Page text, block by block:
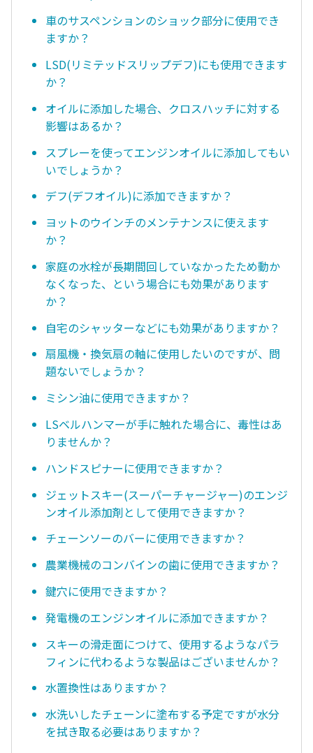
車のサスペンションのショック部分に使用でき
ますか？
LSD(リミテッドスリップデフ)にも使用できます
か？
オイルに添加した場合、クロスハッチに対する
影響はあるか？
スプレーを使ってエンジンオイルに添加してもい
いでしょうか？
デフ(デフオイル)に添加できますか？
ヨットのウインチのメンテナンスに使えます
か？
家庭の水栓が長期間回していなかったため動か
なくなった、という場合にも効果があります
か？
自宅のシャッターなどにも効果がありますか？
扇風機・換気扇の軸に使用したいのですが、問
題ないでしょうか？
ミシン油に使用できますか？
LSベルハンマーが手に触れた場合に、毒性はあ
りませんか？
ハンドスピナーに使用できますか？
ジェットスキー(スーパーチャージャー)のエンジ
ンオイル添加剤として使用できますか？
チェーンソーのバーに使用できますか？
農業機械のコンバインの歯に使用できますか？
鍵穴に使用できますか？
発電機のエンジンオイルに添加できますか？
スキーの滑走面につけて、使用するようなパラ
フィンに代わるような製品はございませんか？
水置換性はありますか？
水洗いしたチェーンに塗布する予定ですが水分
を拭き取る必要はありますか？